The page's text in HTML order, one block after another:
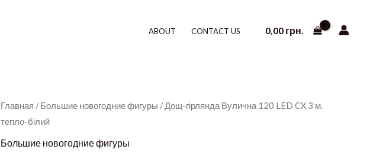
ABOUT CONTACT US 0,00 грн.
Главная /Большие новогодние фигуры / Дощ-гірлянда Вулична 120 LED CX 3 м.
тепло-білий
Большие новогодние фигуры